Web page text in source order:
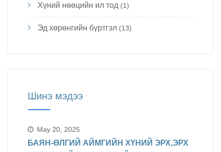
Хүний нөөцийн ил тод (1)
Эд хөрөнгийн бүртгэл (13)
Шинэ мэдээ
May 20, 2025
БАЯН-ӨЛГИЙ АЙМГИЙН ХҮНИЙ ЭРХ,ЭРХ